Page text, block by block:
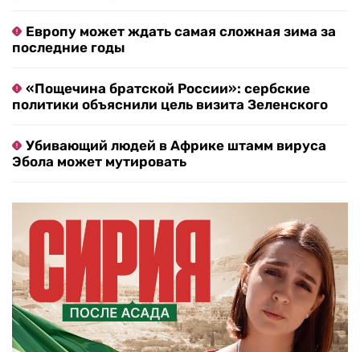
Европу может ждать самая сложная зима за
последние годы
«Пощечина братской России»: сербские
политики объяснили цель визита Зеленского
Убивающий людей в Африке штамм вируса
Эбола может мутировать